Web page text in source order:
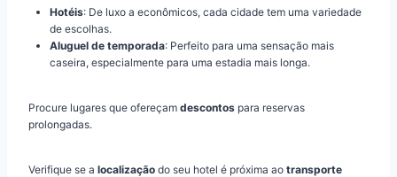
Hotéis: De luxo a econômicos, cada cidade tem uma variedade
de escolhas.
Aluguel de temporada: Perfeito para uma sensação mais
caseira, especialmente para uma estadia mais longa.
Procure lugares que ofereçam descontos para reservas
prolongadas.
Verifique se a localização do seu hotel é próxima ao transporte